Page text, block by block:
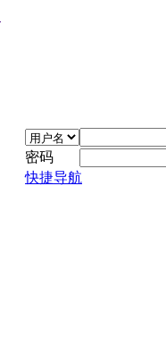
密码
快捷导航